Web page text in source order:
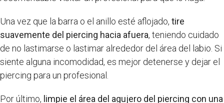
Una vez que la barra o el anillo esté aflojado, tire
suavemente del piercing hacia afuera, teniendo cuidado
de no lastimarse o lastimar alrededor del área del labio. Si
siente alguna incomodidad, es mejor detenerse y dejar el
piercing para un profesional.
Por último, limpie el área del agujero del piercing con una